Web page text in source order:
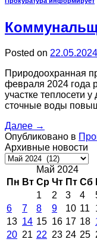
Posted on 22.05.2024
Природоохранная
февраля 2024 года
участке теплосети
сточные воды
Далее →
Опубликовано в
Архивные новости
Архивные
новостиМай 2024
Пн Вт Ср Чт Пт Сб
1
2 3 4
6
7 8 9 10 11
13 14 15 16 17 18
20 21 22 23 24 25